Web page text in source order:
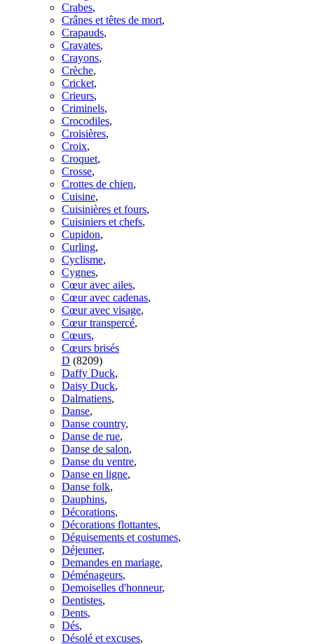
Crabes,
Crânes et têtes de mort,
Crapauds,
Cravates,
Crayons,
Crèche,
Cricket,
Crieurs,
Criminels,
Crocodiles,
Croisières,
Croix,
Croquet,
Crosse,
Crottes de chien,
Cuisine,
Cuisinières et fours,
Cuisiniers et chefs,
Cupidon,
Curling,
Cyclisme,
Cygnes,
Cœur avec ailes,
Cœur avec cadenas,
Cœur avec visage,
Cœur transpercé,
Cœurs,
Cœurs brisés
D (8209)
Daffy Duck,
Daisy Duck,
Dalmatiens,
Danse,
Danse country,
Danse de rue,
Danse de salon,
Danse du ventre,
Danse en ligne,
Danse folk,
Dauphins,
Décorations,
Décorations flottantes,
Déguisements et costumes,
Déjeuner,
Demandes en mariage,
Déménageurs,
Demoiselles d'honneur,
Dentistes,
Dents,
Dés,
Désolé et excuses,